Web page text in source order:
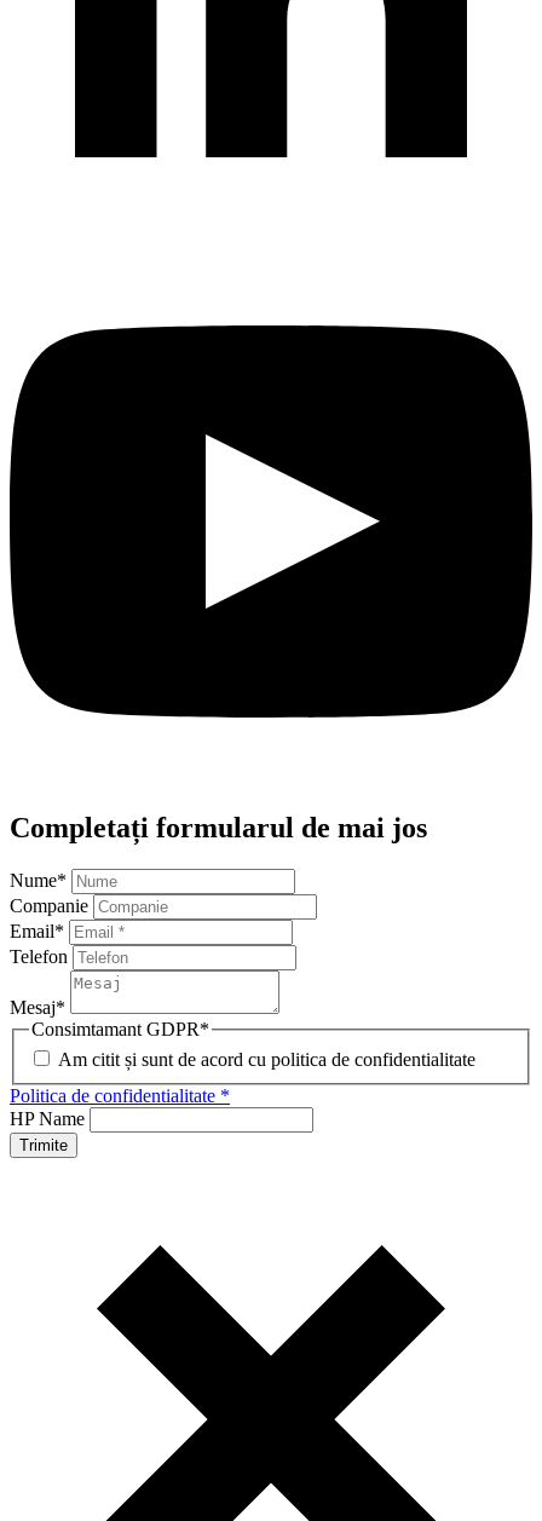
Completați formularul de mai jos
Nume*
Companie
Email*
Telefon
Mesaj*
Consimtamant GDPR*
Am citit și sunt de acord cu politica de confidentialitate
Politica de confidentialitate *
HP Name
Trimite